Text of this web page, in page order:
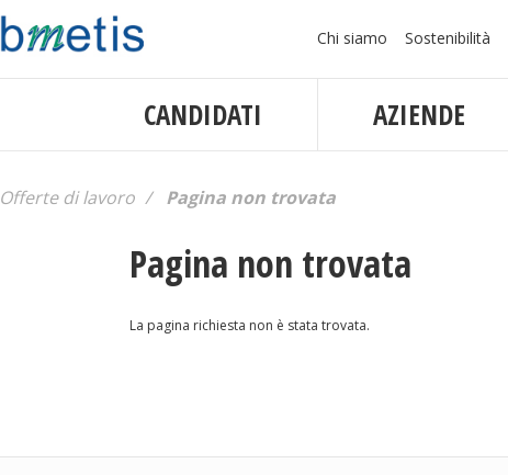
Navigazione
Chi siamo Sostenibilità
CANDIDATI AZIENDE
Offerte di lavoro Pagina non trovata
Pagina non trovata
La pagina richiesta non è stata trovata.